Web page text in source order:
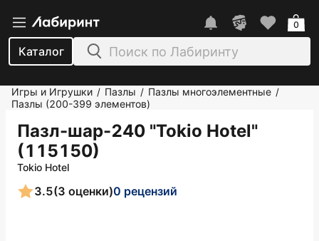
Каталог
0
Игры и Игрушки / Пазлы / Пазлы многоэлементные /
Пазлы (200-399 элементов)
Пазл-шар-240 "Tokio Hotel"
(115150)
Tokio Hotel
3.5(3 оценки)0 рецензий